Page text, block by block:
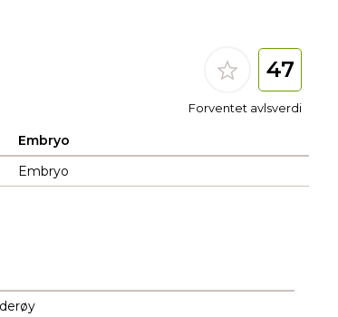
Forventet avlsverdi
47
Embryo
Embryo